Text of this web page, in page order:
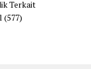
Terkait
(577)